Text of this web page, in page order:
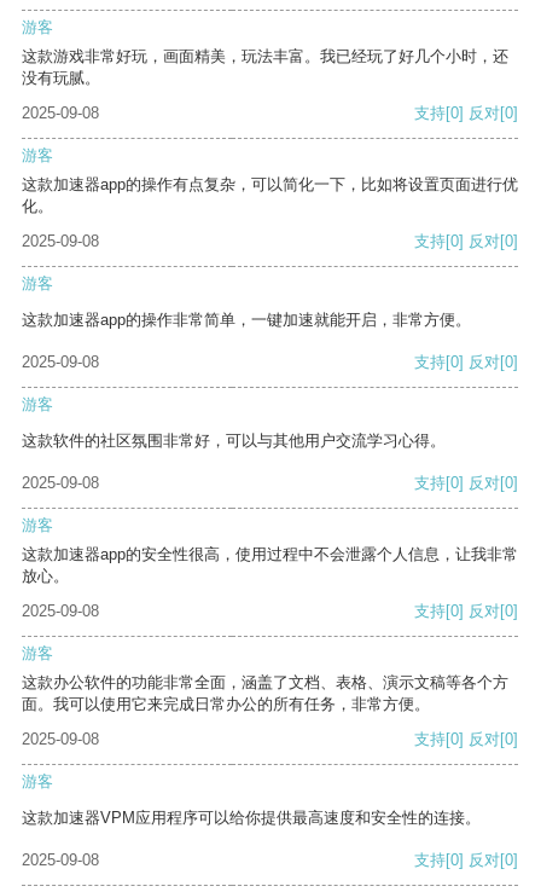
游客
这款游戏非常好玩，画面精美，玩法丰富。我已经玩了好几个小时，还
没有玩腻。
2025-09-08
支持[0] 反对[0]
游客
这款加速器app的操作有点复杂，可以简化一下，比如将设置页面进行优
化。
2025-09-08
支持[0] 反对[0]
游客
这款加速器app的操作非常简单，一键加速就能开启，非常方便。
2025-09-08 支持[0] 反对[0]
游客
这款软件的社区氛围非常好，可以与其他用户交流学习心得。
2025-09-08 支持[0] 反对[0]
游客
这款加速器app的安全性很高，使用过程中不会泄露个人信息，让我非常
放心。
2025-09-08
支持[0] 反对[0]
游客
这款办公软件的功能非常全面，涵盖了文档、表格、演示文稿等各个方
面。我可以使用它来完成日常办公的所有任务，非常方便。
2025-09-08
支持[0] 反对[0]
游客
这款加速器VPM应用程序可以给你提供最高速度和安全性的连接。
2025-09-08 支持[0] 反对[0]